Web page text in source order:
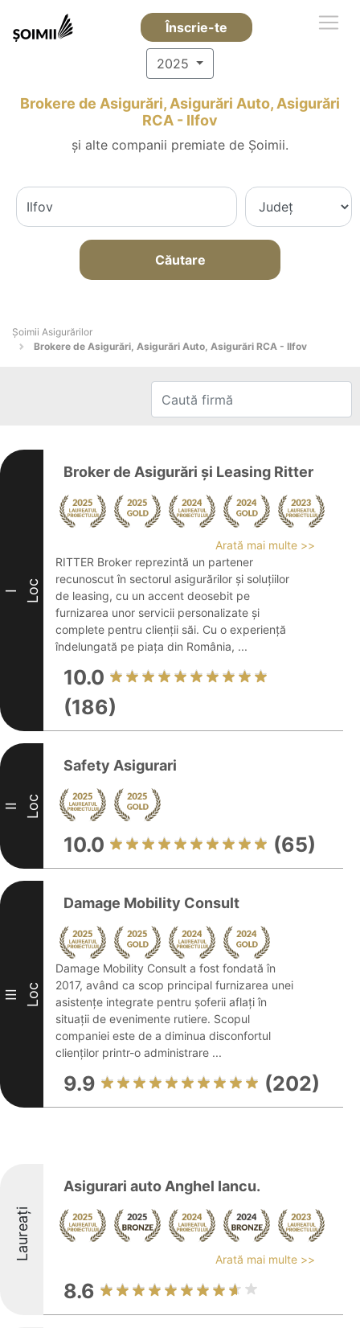
Înscrie-te
2025
Brokere de Asigurări, Asigurări Auto, Asigurări
RCA - Ilfov
și alte companii premiate de Șoimii.
Căutare
Șoimii Asigurărilor
Brokere de Asigurări, Asigurări Auto, Asigurări RCA - Ilfov
I Loc
Broker de Asigurări și Leasing Ritter
Arată mai multe >>
RITTER Broker reprezintă un partener
recunoscut în sectorul asigurărilor și soluțiilor
de leasing, cu un accent deosebit pe
furnizarea unor servicii personalizate și
complete pentru clienții săi. Cu o experiență
îndelungată pe piața din România, ...
10.0
(186)
II Loc
Safety Asigurari
10.0 (65)
III Loc
Damage Mobility Consult
Damage Mobility Consult a fost fondată în
2017, având ca scop principal furnizarea unei
asistențe integrate pentru șoferii aflați în
situații de evenimente rutiere. Scopul
companiei este de a diminua disconfortul
clienților printr-o administrare ...
9.9 (202)
Laureați
Asigurari auto Anghel Iancu.
Arată mai multe >>
8.6